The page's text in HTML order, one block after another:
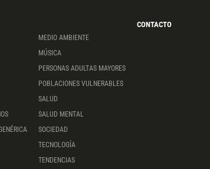
MEDIO AMBIENTE
MÚSICA
PERSONAS ADULTAS MAYORES
POBLACIONES VULNERABLES
SALUD
SALUD MENTAL
SOCIEDAD
TECNOLOGÍA
TENDENCIAS
CONTACTO